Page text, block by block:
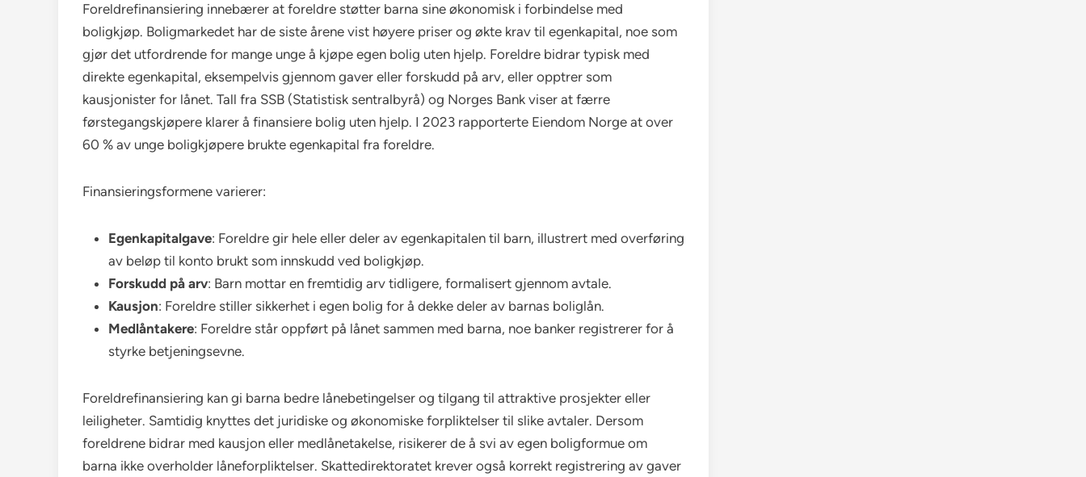
Foreldrefinansiering innebærer at foreldre støtter barna sine økonomisk i forbindelse med
boligkjøp. Boligmarkedet har de siste årene vist høyere priser og økte krav til egenkapital, noe som
gjør det utfordrende for mange unge å kjøpe egen bolig uten hjelp. Foreldre bidrar typisk med
direkte egenkapital, eksempelvis gjennom gaver eller forskudd på arv, eller opptrer som
kausjonister for lånet. Tall fra SSB (Statistisk sentralbyrå) og Norges Bank viser at færre
førstegangskjøpere klarer å finansiere bolig uten hjelp. I 2023 rapporterte Eiendom Norge at over
60 % av unge boligkjøpere brukte egenkapital fra foreldre.
Finansieringsformene varierer:
Egenkapitalgave: Foreldre gir hele eller deler av egenkapitalen til barn, illustrert med overføring
av beløp til konto brukt som innskudd ved boligkjøp.
Forskudd på arv: Barn mottar en fremtidig arv tidligere, formalisert gjennom avtale.
Kausjon: Foreldre stiller sikkerhet i egen bolig for å dekke deler av barnas boliglån.
Medlåntakere: Foreldre står oppført på lånet sammen med barna, noe banker registrerer for å
styrke betjeningsevne.
Foreldrefinansiering kan gi barna bedre lånebetingelser og tilgang til attraktive prosjekter eller
leiligheter. Samtidig knyttes det juridiske og økonomiske forpliktelser til slike avtaler. Dersom
foreldrene bidrar med kausjon eller medlånetakelse, risikerer de å svi av egen boligformue om
barna ikke overholder låneforpliktelser. Skattedirektoratet krever også korrekt registrering av gaver